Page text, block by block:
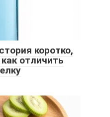
коротко,
отличить